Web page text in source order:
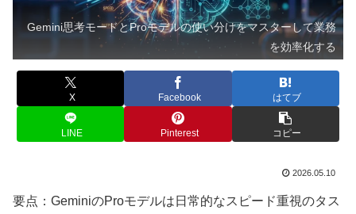
Gemini思考モードとProモデルの使い分けをマスターして業務
を効率化する
X Facebook はてブ
LINE Pinterest コピー
2026.05.10
要点：GeminiのProモデルは日常的なスピード重視のタス